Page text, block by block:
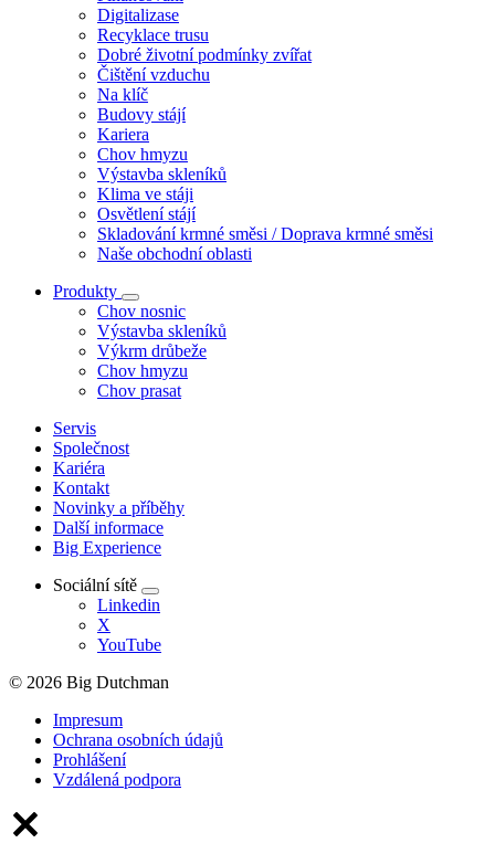
Digitalizase
Recyklace trusu
Dobré životní podmínky zvířat
Čištění vzduchu
Na klíč
Budovy stájí
Kariera
Chov hmyzu
Výstavba skleníků
Klima ve stáji
Osvětlení stájí
Skladování krmné směsi / Doprava krmné směsi
Naše obchodní oblasti
Produkty
Chov nosnic
Výstavba skleníků
Výkrm drůbeže
Chov hmyzu
Chov prasat
Servis
Společnost
Kariéra
Kontakt
Novinky a příběhy
Další informace
Big Experience
Sociální sítě
Linkedin
X
YouTube
© 2026 Big Dutchman
Impresum
Ochrana osobních údajů
Prohlášení
Vzdálená podpora